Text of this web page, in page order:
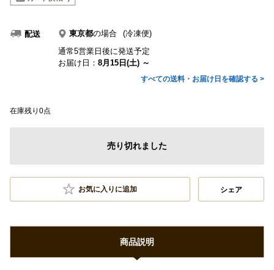
配送 東京都の場合
(冷凍便)
通常5営業日後に発送予定
お届け日： 8月15日(土) ～
すべての送料・お届け日を確認する >
在庫残り0点
売り切れました
お気に入りに追加 シェア
商品説明